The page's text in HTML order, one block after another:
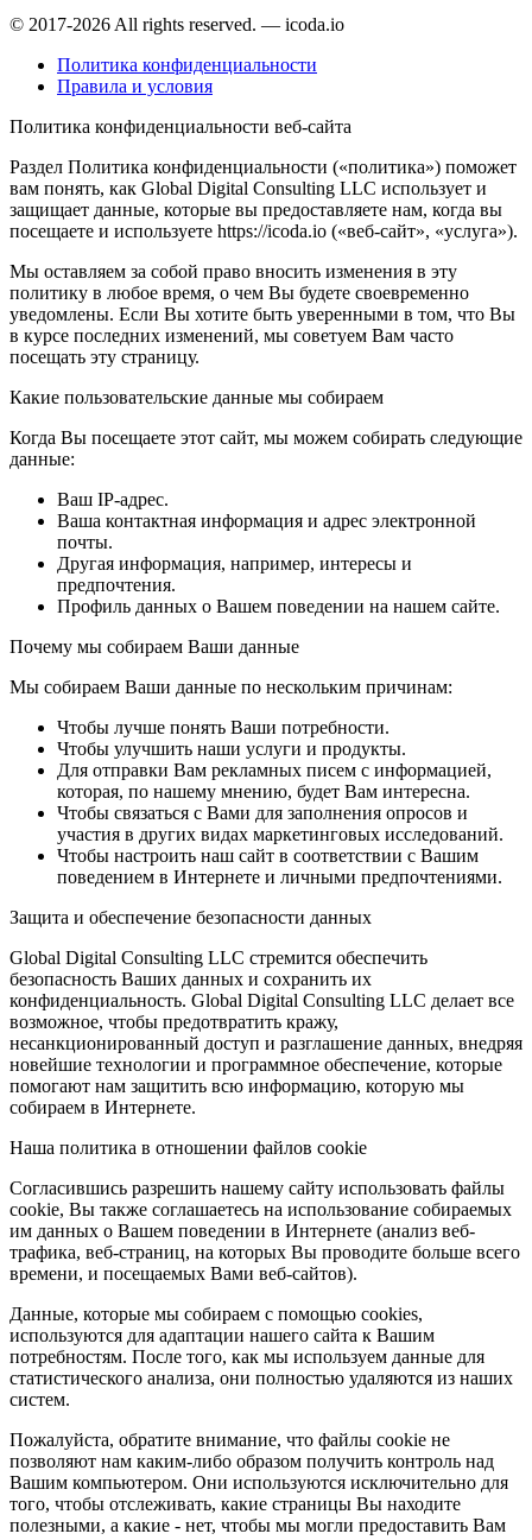
© 2017-2026 All rights reserved. — icoda.io
Политика конфиденциальности
Правила и условия
Политика конфиденциальности веб-сайта
Раздел Политика конфиденциальности («политика») поможет
вам понять, как Global Digital Consulting LLC использует и
защищает данные, которые вы предоставляете нам, когда вы
посещаете и используете https://icoda.io («веб-сайт», «услуга»).
Мы оставляем за собой право вносить изменения в эту
политику в любое время, о чем Вы будете своевременно
уведомлены. Если Вы хотите быть уверенными в том, что Вы
в курсе последних изменений, мы советуем Вам часто
посещать эту страницу.
Какие пользовательские данные мы собираем
Когда Вы посещаете этот сайт, мы можем собирать следующие
данные:
Ваш IP-адрес.
Ваша контактная информация и адрес электронной
почты.
Другая информация, например, интересы и
предпочтения.
Профиль данных о Вашем поведении на нашем сайте.
Почему мы собираем Ваши данные
Мы собираем Ваши данные по нескольким причинам:
Чтобы лучше понять Ваши потребности.
Чтобы улучшить наши услуги и продукты.
Для отправки Вам рекламных писем с информацией,
которая, по нашему мнению, будет Вам интересна.
Чтобы связаться с Вами для заполнения опросов и
участия в других видах маркетинговых исследований.
Чтобы настроить наш сайт в соответствии с Вашим
поведением в Интернете и личными предпочтениями.
Защита и обеспечение безопасности данных
Global Digital Consulting LLC стремится обеспечить
безопасность Ваших данных и сохранить их
конфиденциальность. Global Digital Consulting LLC делает все
возможное, чтобы предотвратить кражу,
несанкционированный доступ и разглашение данных, внедряя
новейшие технологии и программное обеспечение, которые
помогают нам защитить всю информацию, которую мы
собираем в Интернете.
Наша политика в отношении файлов cookie
Согласившись разрешить нашему сайту использовать файлы
cookie, Вы также соглашаетесь на использование собираемых
им данных о Вашем поведении в Интернете (анализ веб-
трафика, веб-страниц, на которых Вы проводите больше всего
времени, и посещаемых Вами веб-сайтов).
Данные, которые мы собираем с помощью cookies,
используются для адаптации нашего сайта к Вашим
потребностям. После того, как мы используем данные для
статистического анализа, они полностью удаляются из наших
систем.
Пожалуйста, обратите внимание, что файлы cookie не
позволяют нам каким-либо образом получить контроль над
Вашим компьютером. Они используются исключительно для
того, чтобы отслеживать, какие страницы Вы находите
полезными, а какие - нет, чтобы мы могли предоставить Вам